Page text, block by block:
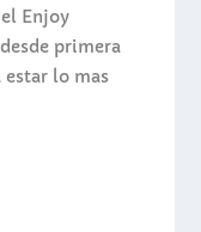
Enjoy
primera
estar lo mas